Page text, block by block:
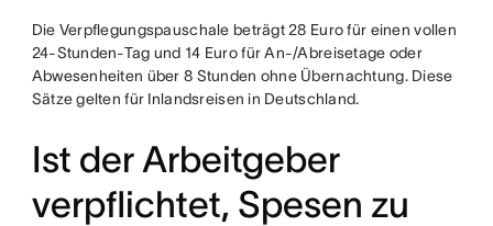
Die Verpflegungspauschale beträgt 28 Euro für einen vollen
24-Stunden-Tag und 14 Euro für An-/Abreisetage oder
Abwesenheiten über 8 Stunden ohne Übernachtung. Diese
Sätze gelten für Inlandsreisen in Deutschland.
Ist der Arbeitgeber
verpflichtet, Spesen zu